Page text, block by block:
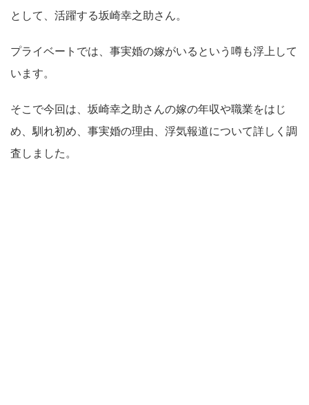
として、活躍する坂崎幸之助さん。
プライベートでは、事実婚の嫁がいるという噂も浮上して
います。
そこで今回は、坂崎幸之助さんの嫁の年収や職業をはじ
め、馴れ初め、事実婚の理由、浮気報道について詳しく調
査しました。